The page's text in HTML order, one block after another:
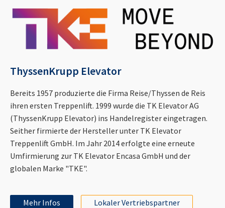
ThyssenKrupp Elevator
Bereits 1957 produzierte die Firma Reise/Thyssen de Reis
ihren ersten Treppenlift. 1999 wurde die TK Elevator AG
(ThyssenKrupp Elevator) ins Handelregister eingetragen.
Seither firmierte der Hersteller unter TK Elevator
Treppenlift GmbH. Im Jahr 2014 erfolgte eine erneute
Umfirmierung zur TK Elevator Encasa GmbH und der
globalen Marke "TKE".
Mehr Infos Lokaler Vertriebspartner